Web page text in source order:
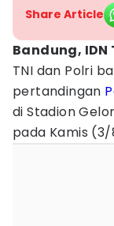
Share Article
Bandung, IDN
TNI dan Polri
pertandingan
di Stadion
pada Kamis (3/